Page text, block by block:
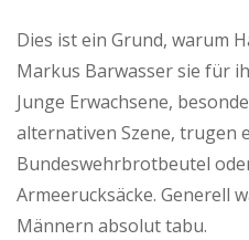
Dies ist ein Grund, warum
Markus Barwasser sie für
Junge Erwachsene,
alternativen Szene, trugen
Bundeswehrbrotbeutel
Armeerucksäcke. Generell
Männern absolut tabu.